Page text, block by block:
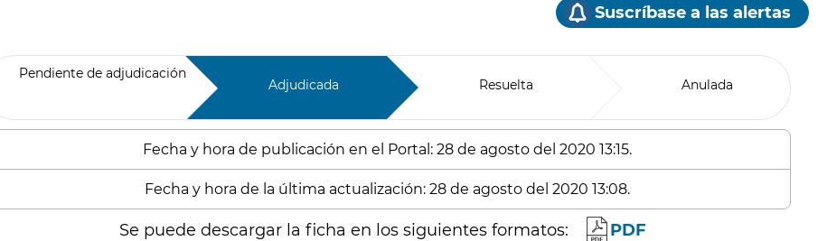
Suscríbase a las alertas
Pendiente de adjudicación
Adjudicada Resuelta Anulada
Fecha y hora de publicación en el Portal: 28 de agosto del 2020 13:15.
Fecha y hora de la última actualización: 28 de agosto del 2020 13:08.
Se puede descargar la ficha en los siguientes formatos: PDF